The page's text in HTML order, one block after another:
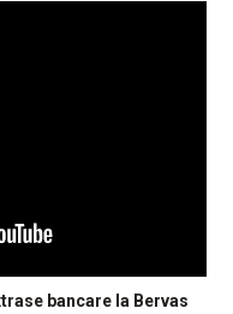
bancare la Bervas